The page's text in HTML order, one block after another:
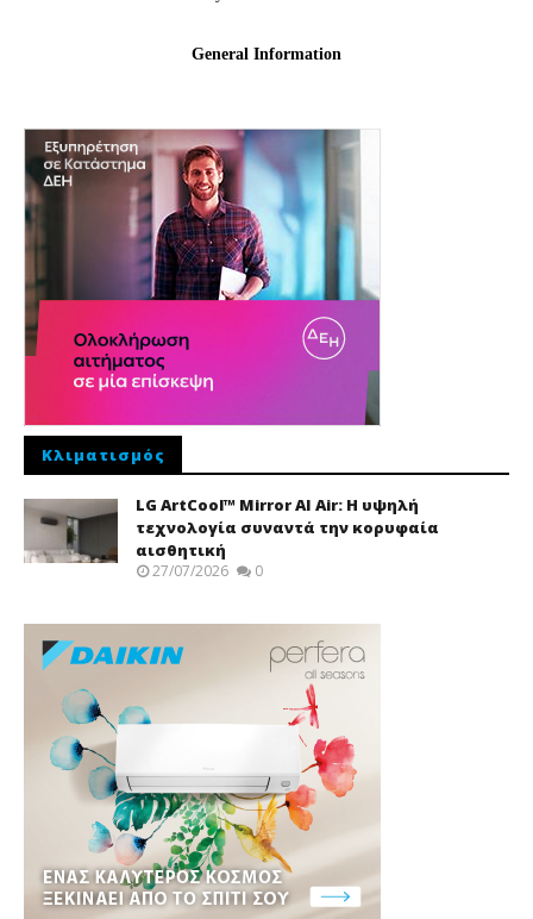
Κλιματισμός
LG ArtCool™ Mirror AI Air: Η υψηλή
τεχνολογία συναντά την κορυφαία
αισθητική
27/07/2026 0